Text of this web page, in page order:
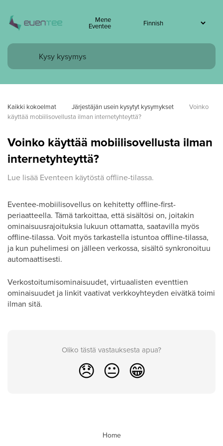
Mene
Eventee
Kaikki kokoelmat Järjestäjän usein kysytyt kysymykset
Voinko
käyttää mobiilisovellusta ilman internetyhteyttä?
Voinko käyttää mobiilisovellusta ilman
internetyhteyttä?
Lue lisää Eventeen käytöstä offline-tilassa.
Eventee-mobiilisovellus on kehitetty offline-first-
periaatteella. Tämä tarkoittaa, että sisältösi on, joitakin
ominaisuusrajoituksia lukuun ottamatta, saatavilla myös
offline-tilassa. Voit myös tarkastella istuntoa offline-tilassa,
ja kun puhelimesi on jälleen verkossa, sisältö synkronoituu
automaattisesti.
Verkostoitumisominaisuudet, virtuaalisten eventtien
ominaisuudet ja linkit vaativat verkkoyhteyden eivätkä toimi
ilman sitä.
Oliko tästä vastauksesta apua?
😞 😐 😁
Home